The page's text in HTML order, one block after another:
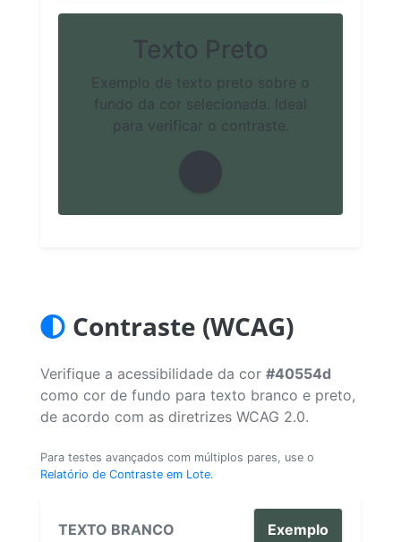
Texto Preto
Exemplo de texto preto sobre o
fundo da cor selecionada. Ideal
para verificar o contraste.
Contraste (WCAG)
Verifique a acessibilidade da cor #40554d
como cor de fundo para texto branco e preto,
de acordo com as diretrizes WCAG 2.0.
Para testes avançados com múltiplos pares, use o
Relatório de Contraste em Lote.
TEXTO BRANCO Exemplo